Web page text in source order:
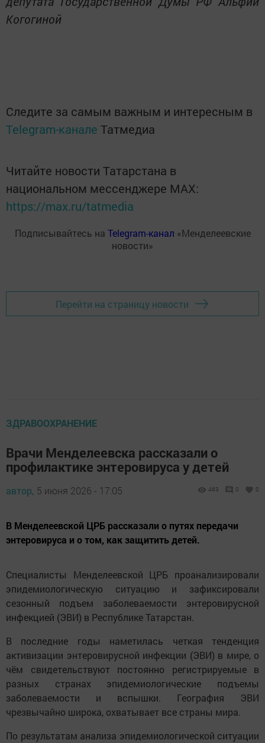
Когогиной
Следите за самым важным и интересным в
Telegram-канале Татмедиа
Читайте новости Татарстана в
национальном мессенджере MАХ:
https://max.ru/tatmedia
Подписывайтесь на Telegram-канал «Менделеевские
новости»
Перейти на страницу новости
ЗДРАВООХРАНЕНИЕ
Врачи Менделеевска рассказали о
профилактике энтеровируса у детей
автор, 5 июня 2026 - 17:05 463 0 0
В Менделеевской ЦРБ рассказали о путях передачи
энтеровируса и о том, как защитить детей.
Специалисты Менделеевской ЦРБ проанализировали
эпидемиологическую ситуацию и зафиксировали
сезонный подъем заболеваемости энтеровирусной
инфекцией (ЭВИ) в Республике Татарстан.
В последние годы наметилась четкая тенденция
активизации энтеровирусной инфекции (ЭВИ) в мире, о
чём свидетельствуют постоянно регистрируемые в
разных странах эпидемиологические подъемы
заболеваемости и вспышки. География ЭВИ
чрезвычайно широка, охватывает все страны мира.
По результатам анализа эпидемиологической ситуации